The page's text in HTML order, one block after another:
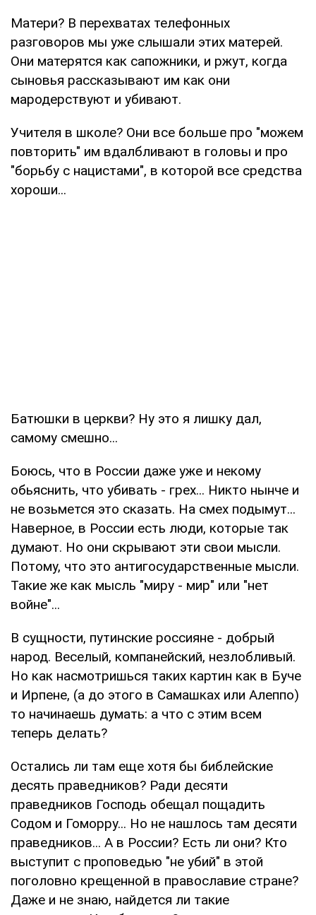
Матери? В перехватах телефонных
разговоров мы уже слышали этих матерей.
Они матерятся как сапожники, и ржут, когда
сыновья рассказывают им как они
мародерствуют и убивают.
Учителя в школе? Они все больше про "можем
повторить" им вдалбливают в головы и про
"борьбу с нацистами", в которой все средства
хороши...
Батюшки в церкви? Ну это я лишку дал,
самому смешно...
Боюсь, что в России даже уже и некому
обьяснить, что убивать - грех... Никто нынче и
не возьмется это сказать. На смех подымут...
Наверное, в России есть люди, которые так
думают. Но они скрывают эти свои мысли.
Потому, что это антигосударственные мысли.
Такие же как мысль "миру - мир" или "нет
войне"...
В сущности, путинские россияне - добрый
народ. Веселый, компанейский, незлобливый.
Но как насмотришься таких картин как в Буче
и Ирпене, (а до этого в Самашках или Алеппо)
то начинаешь думать: а что с этим всем
теперь делать?
Остались ли там еще хотя бы библейские
десять праведников? Ради десяти
праведников Господь обещал пощадить
Содом и Гоморру... Но не нашлось там десяти
праведников... А в России? Есть ли они? Кто
выступит с проповедью "не убий" в этой
поголовно крещенной в православие стране?
Даже и не знаю, найдется ли такие